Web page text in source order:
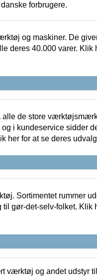
forbrugere.
og maskiner. De
deres 40.000 varer. Klik
alle de store
i kundeservice sidder
her for at se deres
Sortimentet rummer
gør-det-selv-folket. Klik
værktøj og andet udstyr